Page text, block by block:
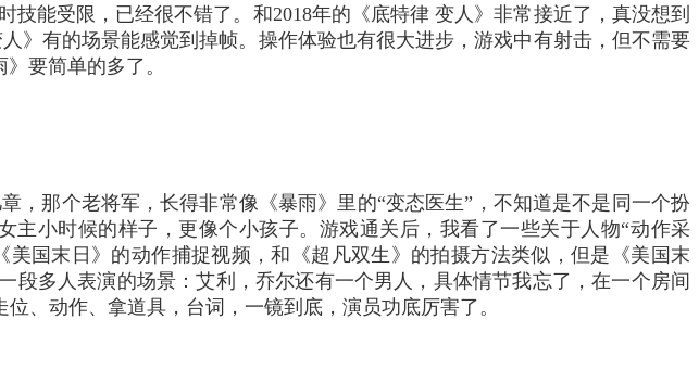
能受限，已经很不错了。和2018年的《底特律 变人》非常接近了，真没想到
》有的场景能感觉到掉帧。 操作体验也有很大进步，游戏中有射击，但不需要
要简单的多了。
，那个老将军，长得非常像《暴雨》里的“变态医生”，不知道是不是同一个扮
小时候的样子，更像个小孩子。 游戏通关后，我看了一些关于人物“动作采
美国末日》的动作捕捉视频，和《超凡双生》的拍摄方法类似，但是《美国末
一段多人表演的场景：艾利，乔尔还有一个男人，具体情节我忘了，在一个房间
、动作、拿道具，台词，一镜到底，演员功底厉害了。